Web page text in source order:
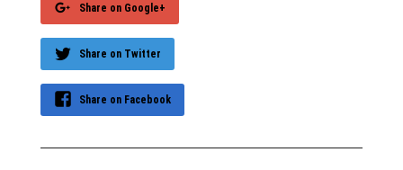
Share on Google+
Share on Twitter
Share on Facebook